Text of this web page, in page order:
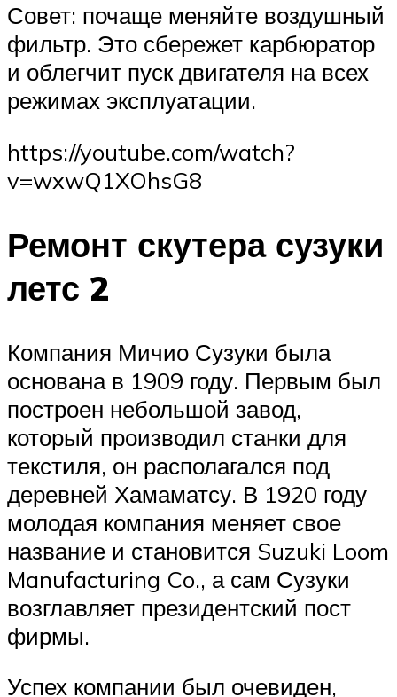
Совет: почаще меняйте воздушный
фильтр. Это сбережет карбюратор
и облегчит пуск двигателя на всех
режимах эксплуатации.
https://youtube.com/watch?
v=wxwQ1XOhsG8
Ремонт скутера сузуки
летс 2
Компания Мичио Сузуки была
основана в 1909 году. Первым был
построен небольшой завод,
который производил станки для
текстиля, он располагался под
деревней Хамаматсу. В 1920 году
молодая компания меняет свое
название и становится Suzuki Loom
Manufacturing Co., а сам Сузуки
возглавляет президентский пост
фирмы.
Успех компании был очевиден,